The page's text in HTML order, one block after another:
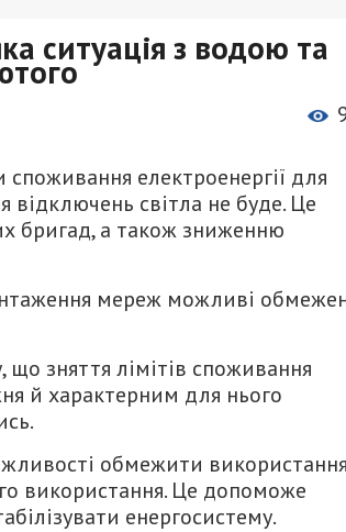
ситуація з водою та
електроенергії для
відключень світла не буде. Це
бригад, а також зниженню
мереж можливі
що зняття лімітів споживання
й характерним для нього
обмежити використання
використання. Це допоможе
енергосистему.